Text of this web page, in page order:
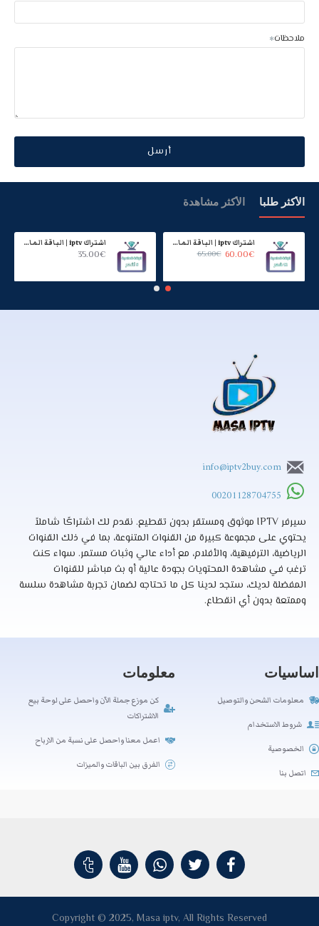
ملاحظات
أرسل
الأكثر طلبا الأكثر مشاهدة
اشتراك iptv | الباقة الماسية | مدة عام
60.00€
65.00€
اشتراك iptv | الباقة الماسية | ستة اشهر
35.00€
info@iptv2buy.com
00201128704755
سيرفر IPTV موثوق ومستقر بدون تقطيع. نقدم لك اشتراكًا شاملاً
يحتوي على مجموعة كبيرة من القنوات المتنوعة، بما في ذلك القنوات
الرياضية، الترفيهية، والأفلام، مع أداء عالي وثبات مستمر. سواء كنت
ترغب في مشاهدة المحتويات بجودة عالية أو بث مباشر للقنوات
المفضلة لديك، ستجد لدينا كل ما تحتاجه لضمان تجربة مشاهدة سلسة
وممتعة بدون أي انقطاع.
اساسيات
معلومات الشحن والتوصيل
شروط الاستخدام
الخصوصية
اتصل بنا
معلومات
كن موزع جملة الآن واحصل على لوحة بيع
الاشتراكات
اعمل معنا واحصل على نسبة من الارباح
الفرق بين الباقات والميزات
Copyright © 2025, Masa iptv, All Rights Reserved